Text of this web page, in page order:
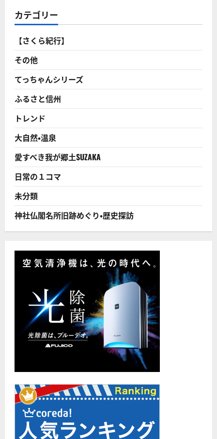
う、
秀
の
手
紙
７
９
年
ぶ
り！
に
つ
ら
に
読
む
カテゴリー
【さくら紀行】
その他
てっちゃんシリーズ
ふるさと信州
トレンド
大自然・温泉
愛すべき我が郷土SUZAKA
日常の１コマ
未分類
神社仏閣名所旧跡めぐり・歴史探訪